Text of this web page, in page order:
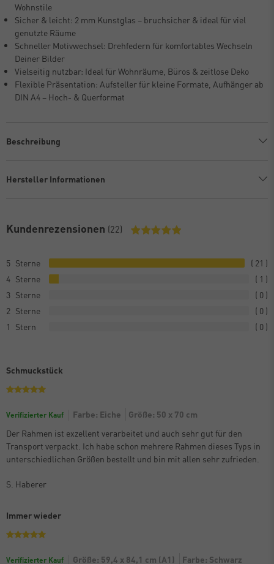
Wohnstile
Sicher & leicht: 2 mm Kunstglas – bruchsicher & ideal für viel
genutzte Räume
Schneller Motivwechsel: Drehfedern für komfortables Wechseln
Deiner Bilder
Vielseitig nutzbar: Ideal für Wohnräume, Büros & zeitlose Deko
Flexible Präsentation: Aufsteller für kleine Formate, Aufhänger ab
DIN A4 – Hoch- & Querformat
Beschreibung
Hersteller Informationen
Kundenrezensionen (22)
5
21
4
1
3
0
2
0
1
0
Schmuckstück
Verifizierter Kauf Farbe: Eiche
Größe: 50 x 70 cm
Der Rahmen ist exzellent verarbeitet und auch sehr gut für den
Transport verpackt. Ich habe schon mehrere Rahmen dieses Typs in
unterschiedlichen Größen bestellt und bin mit allen sehr zufrieden.
S. Haberer
Immer wieder
Verifizierter Kauf Größe: 59,4 x 84,1 cm (A1) Farbe: Schwarz